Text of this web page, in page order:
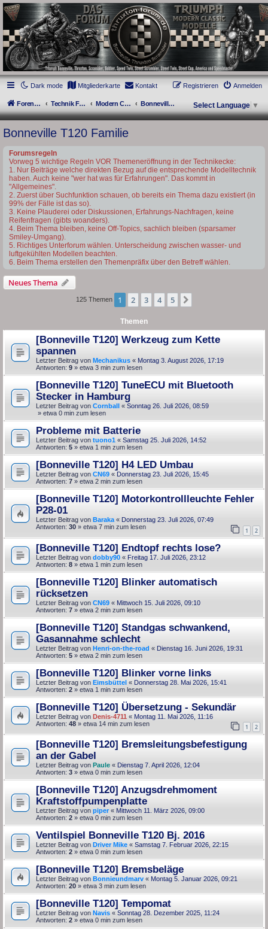
thruxton-forum.de
DAS FORUM! Alles rund um die Triumph Modern Classic Modelle. Das Forum für
die New Bonneville Baureihen ab BJ 2001. Triumph Bonneville, Thruxton,
Scrambler, Bobber, Speed Twin, Street Scrambler, Street Twin, Street Cup, America
und Speedmaster.
Dark mode
Mitgliederkarte Kontakt Anmelden
Registrieren
Foren-Übersicht Technik Forum Modern Classics - Baujahre ab 2016 [LC] Bonneville T120 Familie Select Language ▼
Bonneville T120 Familie
Forumsregeln
Vorweg 5 wichtige Regeln VOR Themeneröffnung in der Technikecke:
1. Nur Beiträge welche direkten Bezug auf die entsprechende Modelltechnik
haben. Auch keine "wer hat was für Erfahrungen". Das kommt in
"Allgemeines".
2. Zuerst über Suchfunktion schauen, ob bereits ein Thema dazu existiert (in
99% der Fälle ist das so).
3. Keine Plauderei oder Diskussionen, Erfahrungs-Nachfragen, keine
Reifenfragen (gibts woanders).
4. Beim Thema bleiben, keine Off-Topics, sachlich bleiben (sparsamer
Smiley-Umgang).
5. Richtiges Unterforum wählen. Unterscheidung zwischen wasser- und
luftgekühlten Modellen beachten.
6. Beim Thema erstellen den Themenpräfix über den Betreff wählen.
Neues Thema
125 Themen 1 2 3 4 5
Themen
[Bonneville T120] Werkzeug zum Kette
spannen
Letzter Beitrag von Mechanikus « Montag 3. August 2026, 17:19
Antworten: 9 » etwa 3 min zum lesen
[Bonneville T120] TuneECU mit Bluetooth
Stecker in Hamburg
Letzter Beitrag von Cornball « Sonntag 26. Juli 2026, 08:59
» etwa 0 min zum lesen
Probleme mit Batterie
Letzter Beitrag von tuono1 « Samstag 25. Juli 2026, 14:52
Antworten: 5 » etwa 1 min zum lesen
[Bonneville T120] H4 LED Umbau
Letzter Beitrag von CN69 « Donnerstag 23. Juli 2026, 15:45
Antworten: 7 » etwa 2 min zum lesen
[Bonneville T120] Motorkontrollleuchte Fehler
P28-01
Letzter Beitrag von Baraka « Donnerstag 23. Juli 2026, 07:49
Antworten: 30 1 2
» etwa 7 min zum lesen
[Bonneville T120] Endtopf rechts lose?
Letzter Beitrag von dobby90 « Freitag 17. Juli 2026, 23:12
Antworten: 8 » etwa 1 min zum lesen
[Bonneville T120] Blinker automatisch
rücksetzen
Letzter Beitrag von CN69 « Mittwoch 15. Juli 2026, 09:10
Antworten: 7 » etwa 2 min zum lesen
[Bonneville T120] Standgas schwankend,
Gasannahme schlecht
Letzter Beitrag von Henri-on-the-road « Dienstag 16. Juni 2026, 19:31
Antworten: 5 » etwa 2 min zum lesen
[Bonneville T120] Blinker vorne links
Letzter Beitrag von Eimsbüttel « Donnerstag 28. Mai 2026, 15:41
Antworten: 2 » etwa 1 min zum lesen
[Bonneville T120] Übersetzung - Sekundär
Letzter Beitrag von Denis-4711 « Montag 11. Mai 2026, 11:16
Antworten: 48 1 2
» etwa 14 min zum lesen
[Bonneville T120] Bremsleitungsbefestigung
an der Gabel
Letzter Beitrag von Paule « Dienstag 7. April 2026, 12:04
Antworten: 3 » etwa 0 min zum lesen
[Bonneville T120] Anzugsdrehmoment
Kraftstoffpumpenplatte
Letzter Beitrag von piper« Mittwoch 11. März 2026, 09:00
Antworten: 2 » etwa 0 min zum lesen
Ventilspiel Bonneville T120 Bj. 2016
Letzter Beitrag von Driver Mike « Samstag 7. Februar 2026, 22:15
Antworten: 2 » etwa 0 min zum lesen
[Bonneville T120] Bremsbeläge
Letzter Beitrag von Bonnieundmarv « Montag 5. Januar 2026, 09:21
Antworten: 20 » etwa 3 min zum lesen
[Bonneville T120] Tempomat
Letzter Beitrag von Navis « Sonntag 28. Dezember 2025, 11:24
Antworten: 2 » etwa 0 min zum lesen